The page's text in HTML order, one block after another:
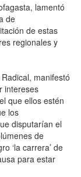
lamentó
de
de estas
regionales y
manifestó
intereses
que ellos estén
los
disputarían el
de
‘la carrera’ de
para estar